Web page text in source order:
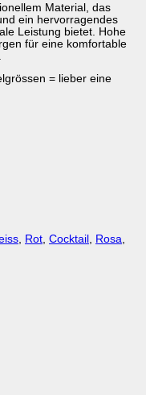
Material, das
ein hervorragendes
Leistung bietet. Hohe
für eine komfortable
= lieber eine
Rot Cocktail Rosa